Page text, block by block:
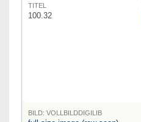
TITEL
100.32
BILD: VOLLBILDDIGILIB